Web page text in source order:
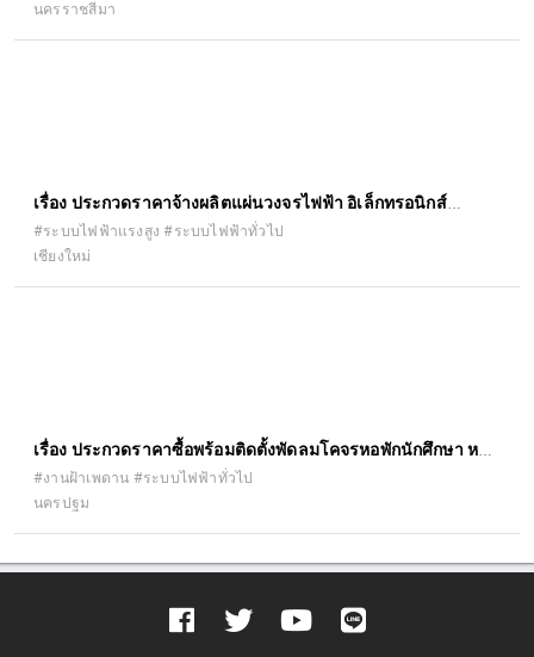
อิเล็กทรอนิกส์ (e-bidding)
นครราชสีมา
เรื่อง ประกวดราคาจ้างผลิตแผ่นวงจรไฟฟ้า อิเล็กทรอนิกส์
จำนวน ๑ โครงการ ด้วยวิธีประกวดราคาอิเล็กทรอนิกส์ (e-
bidding)
#ระบบไฟฟ้าแรงสูง #ระบบไฟฟ้าทั่วไป
เชียงใหม่
เรื่อง ประกวดราคาซื้อพร้อมติดตั้งพัดลมโคจรหอพักนักศึกษา หอ
๑๑ จำนวน ๔๖๑ เครื่อง ด้วยวิธีประกวดราคาอิเล็กทรอนิกส์ (e-
bidding)
#งานฝ้าเพดาน #ระบบไฟฟ้าทั่วไป
นครปฐม